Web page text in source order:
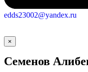
edds23002@yandex.ru
×
Семенов